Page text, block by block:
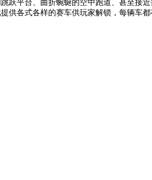
跃平台、曲折蜿蜒的空中跑道、甚至接
供各式各样的赛车供玩家解锁，每辆车